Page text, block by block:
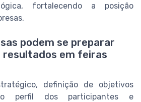
fortalecendo a posição
podem se preparar
resultados em feiras
definição de objetivos
perfil dos participantes e